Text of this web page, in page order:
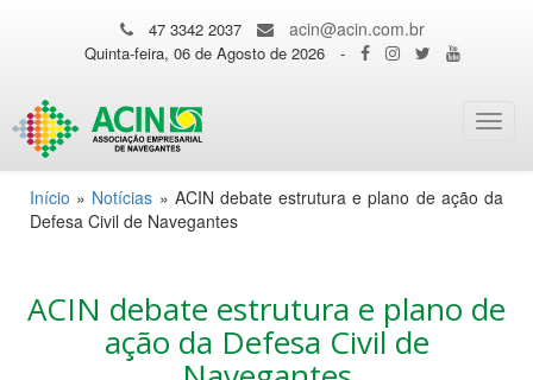
47 3342 2037 acin@acin.com.br
Quinta-feira, 06 de Agosto de 2026 -
Início » Notícias » ACIN debate estrutura e plano de ação da
Defesa Civil de Navegantes
ACIN debate estrutura e plano de
ação da Defesa Civil de